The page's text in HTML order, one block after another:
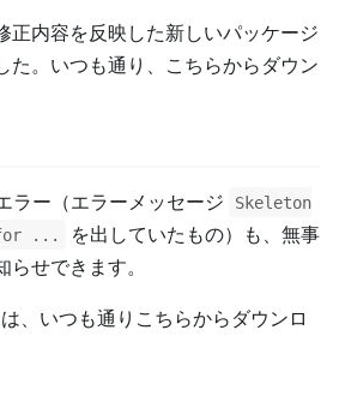
正内容を反映した新しいパッケージ
た。いつも通り、こちらからダウン
ラー（エラーメッセージ
Skeleton
...
を出していたもの）も、無事
せできます。
、いつも通りこちらからダウンロ